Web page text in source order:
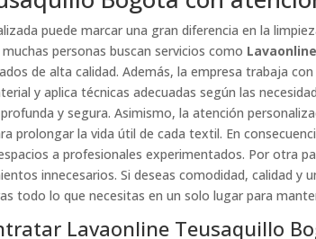
puede marcar una gran diferencia en la
personas buscan servicios como
de alta calidad. Además, la empresa trabaja
y aplica técnicas adecuadas según las
y segura. Asimismo, la atención
prolongar la vida útil de cada textil. En
a profesionales experimentados. Por otra
innecesarios. Si deseas comodidad, calidad y
todo lo que necesitas en un solo lugar para
Lavaonline Teusaquillo